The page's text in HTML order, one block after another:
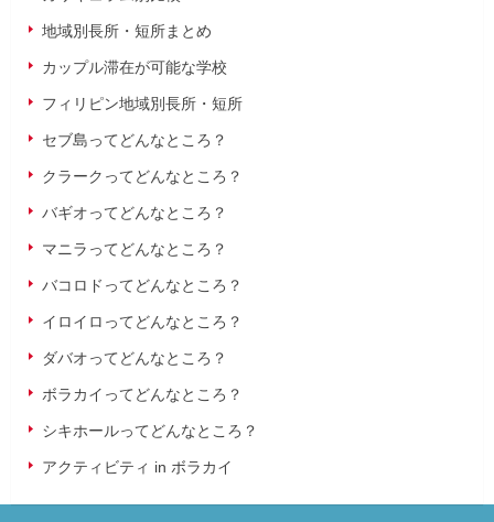
地域別長所・短所まとめ
カップル滞在が可能な学校
フィリピン地域別長所・短所
セブ島ってどんなところ？
クラークってどんなところ？
バギオってどんなところ？
マニラってどんなところ？
バコロドってどんなところ？
イロイロってどんなところ？
ダバオってどんなところ？
ボラカイってどんなところ？
シキホールってどんなところ？
アクティビティ in ボラカイ